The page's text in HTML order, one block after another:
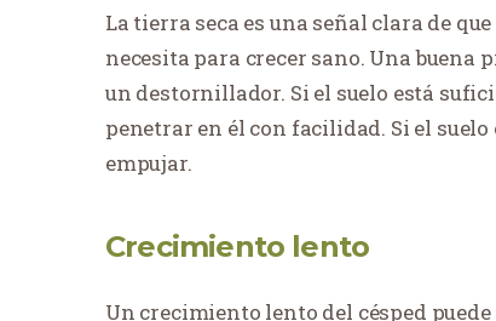
La tierra seca es una señal clara de
necesita para crecer sano. Una buena
un destornillador. Si el suelo está
penetrar en él con facilidad. Si el
empujar.
Crecimiento lento
Un crecimiento lento del césped